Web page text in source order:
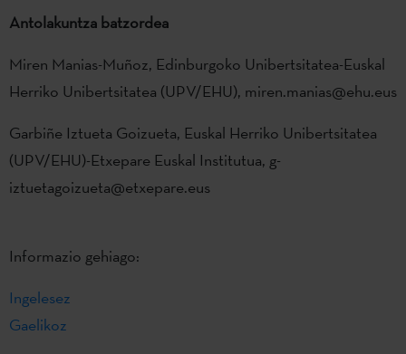
Antolakuntza batzordea
Miren Manias-Muñoz, Edinburgoko Unibertsitatea-Euskal
Herriko Unibertsitatea (UPV/EHU), miren.manias@ehu.eus
Garbiñe Iztueta Goizueta, Euskal Herriko Unibertsitatea
(UPV/EHU)-Etxepare Euskal Institutua, g-
iztuetagoizueta@etxepare.eus
Informazio gehiago:
Ingelesez
Gaelikoz